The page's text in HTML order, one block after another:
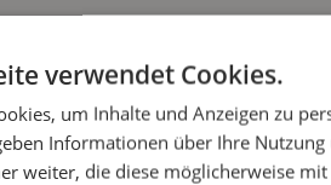
verwendet Cookies.
um Inhalte und Anzeigen zu
Informationen über Ihre
weiter, die diese möglicherweise